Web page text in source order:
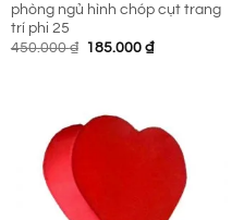
phòng ngủ hình chóp cụt trang
trí phi 25
450.000₫ Giá
185.000 ₫Giá